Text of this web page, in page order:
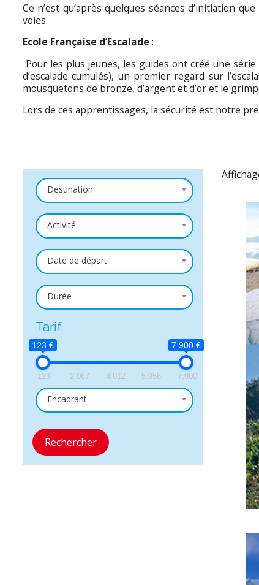
Ce n’est qu’après quelques séances d’initiation
voies.
Ecole Française d’Escalade :
Pour les plus jeunes, les guides ont créé une
d’escalade cumulés), un premier regard sur
mousquetons de bronze, d’argent et d’or et le
Lors de ces apprentissages, la sécurité est notre
Destination
Activité
Date de départ
Durée
Tarif
123 € 7.900 €
123 2.067 4.012 5.956 7.900
Encadrant
Rechercher